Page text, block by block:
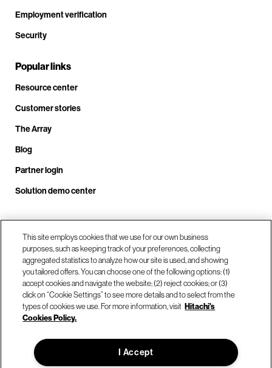
Employment verification
Security
Popular links
Resource center
Customer stories
The Array
Blog
Partner login
Solution demo center
Call us at +1.678.403.3035
Our locations
© Hitachi Vantara LLC 2026. All Rights Reserved.
This site employs cookies that we use for our own business
purposes, such as keeping track of your preferences, collecting
aggregated statistics to analyze how our site is used, and showing
you tailored offers. You can choose one of the following options: (1)
accept cookies and navigate the website; (2) reject cookies; or (3)
click on “Cookie Settings” to see more details and to select from the
types of cookies we use. For more information, visit Hitachi's
Cookies Policy.
I Accept